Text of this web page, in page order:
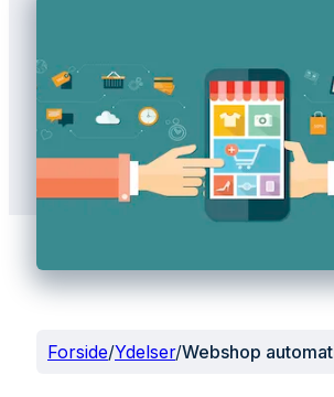
Forside/Ydelser/Webshop